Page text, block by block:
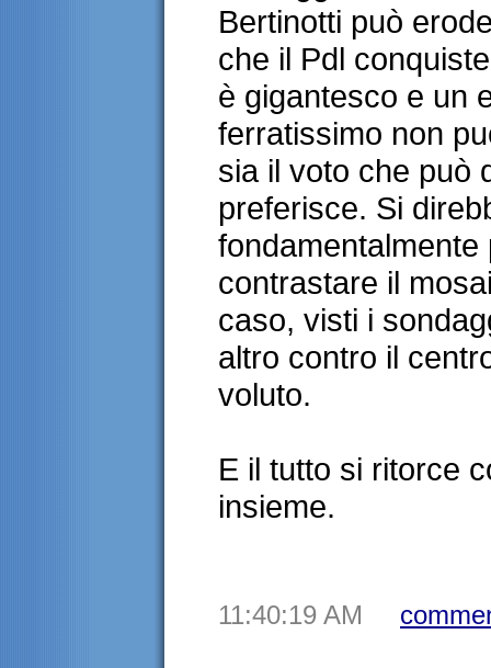
Bertinotti può
che il Pdl
è gigantesco e un
ferratissimo non
sia il voto che può
preferisce. Si
fondamentalmente
contrastare il
caso, visti i
altro contro il
voluto.
E il tutto si ritorce
insieme.
11:40:19 AM